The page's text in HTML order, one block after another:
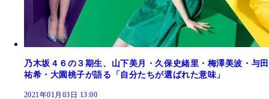
乃木坂４６の３期生、山下美月・久保史緒里・梅澤美波・与田
祐希・大園桃子が語る「自分たちが選ばれた意味」
2021年01月03日 13:00